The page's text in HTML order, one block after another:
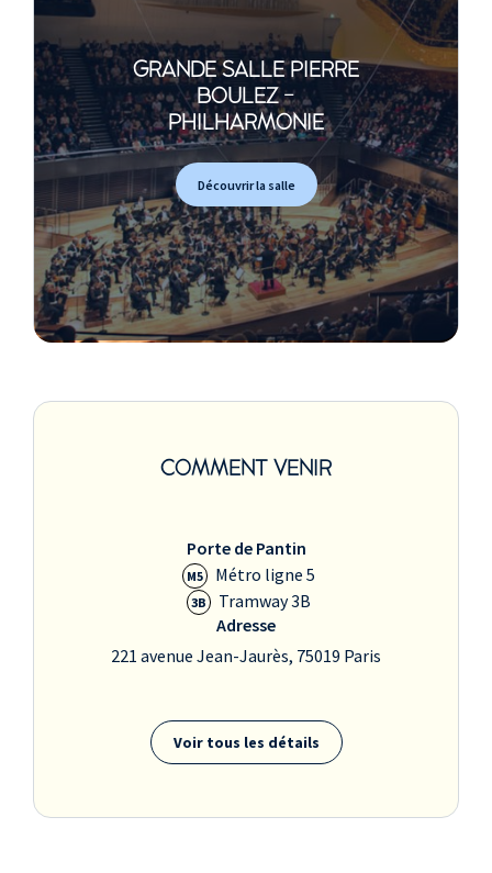
GRANDE SALLE PIERRE
BOULEZ -
PHILHARMONIE
Découvrir la salle
COMMENT VENIR
Porte de Pantin
M5 Métro ligne 5
3B
Tramway 3B
Adresse
221 avenue Jean-Jaurès, 75019 Paris
Voir tous les détails